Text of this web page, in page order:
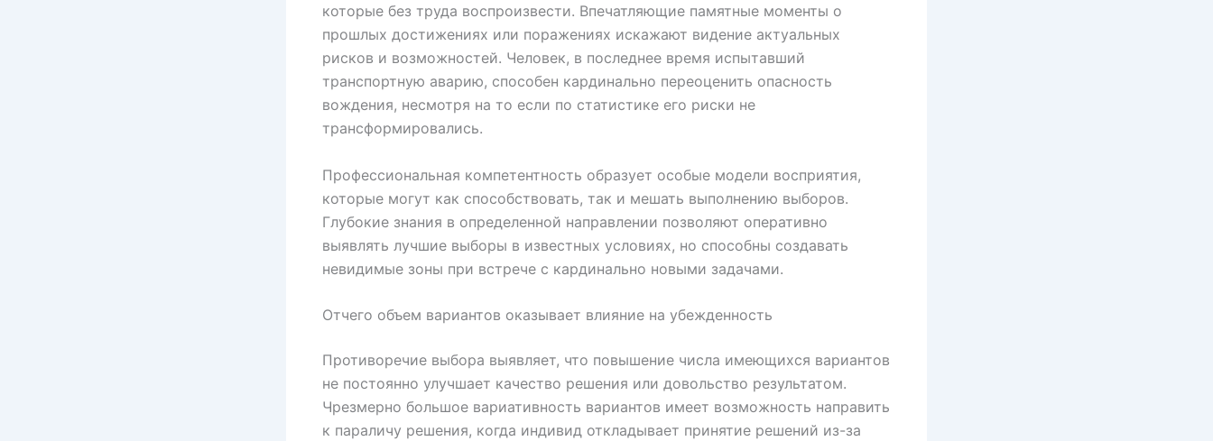
которые без труда воспроизвести. Впечатляющие памятные моменты о
прошлых достижениях или поражениях искажают видение актуальных
рисков и возможностей. Человек, в последнее время испытавший
транспортную аварию, способен кардинально переоценить опасность
вождения, несмотря на то если по статистике его риски не
трансформировались.
Профессиональная компетентность образует особые модели восприятия,
которые могут как способствовать, так и мешать выполнению выборов.
Глубокие знания в определенной направлении позволяют оперативно
выявлять лучшие выборы в известных условиях, но способны создавать
невидимые зоны при встрече с кардинально новыми задачами.
Отчего объем вариантов оказывает влияние на убежденность
Противоречие выбора выявляет, что повышение числа имеющихся вариантов
не постоянно улучшает качество решения или довольство результатом.
Чрезмерно большое вариативность вариантов имеет возможность направить
к параличу решения, когда индивид откладывает принятие решений из-за